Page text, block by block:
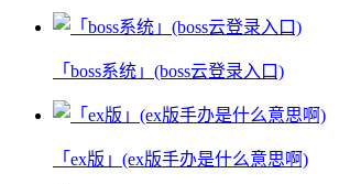
「boss系统」(boss云登录入口)
「ex版」(ex版手办是什么意思啊)